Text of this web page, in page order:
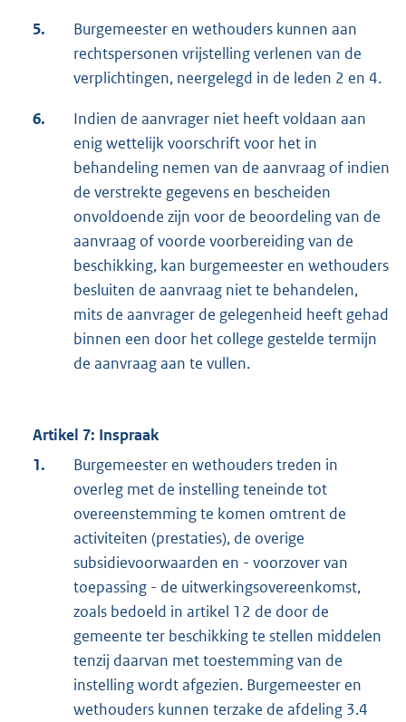
5.
Burgemeester en wethouders kunnen aan
rechtspersonen vrijstelling verlenen van de
verplichtingen, neergelegd in de leden 2 en 4.
6.
Indien de aanvrager niet heeft voldaan aan
enig wettelijk voorschrift voor het in
behandeling nemen van de aanvraag of indien
de verstrekte gegevens en bescheiden
onvoldoende zijn voor de beoordeling van de
aanvraag of voorde voorbereiding van de
beschikking, kan burgemeester en wethouders
besluiten de aanvraag niet te behandelen,
mits de aanvrager de gelegenheid heeft gehad
binnen een door het college gestelde termijn
de aanvraag aan te vullen.
Artikel 7: Inspraak
1.
Burgemeester en wethouders treden in
overleg met de instelling teneinde tot
overeenstemming te komen omtrent de
activiteiten (prestaties), de overige
subsidievoorwaarden en - voorzover van
toepassing - de uitwerkingsovereenkomst,
zoals bedoeld in artikel 12 de door de
gemeente ter beschikking te stellen middelen
tenzij daarvan met toestemming van de
instelling wordt afgezien. Burgemeester en
wethouders kunnen terzake de afdeling 3.4